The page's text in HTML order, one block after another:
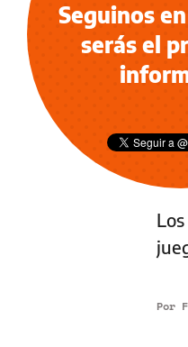
Por
Seguinos
serás el